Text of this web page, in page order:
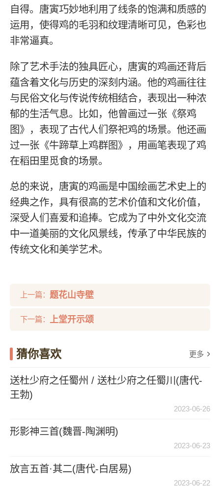
自得。唐寅巧妙地利用了线条的饱满和质感的
运用，使得鸡的毛羽和纹理清晰可见，色彩也
非常逼真。
除了艺术手法的独具匠心，唐寅的鸡画还背后
蕴含着文化与历史的深刻内涵。他的鸡画往往
与民俗文化与传说传统相结合，表现出一种浓
郁的生活气息。比如，他曾画过一张《祭鸡
图》，表现了古代人们祭祀鸡的场景。他还画
过一张《牛蹄草上鸡群图》，用画笔表现了鸡
在稻田里觅食的场景。
总的来说，唐寅的鸡画是中国绘画艺术史上的
经典之作，具有很高的艺术价值和文化价值，
深受人们喜爱和追捧。它成为了中外文化交流
中一道美丽的文化风景线，传承了中华民族的
传统文化和美学艺术。
上一篇： 题花山寺壁
下一篇： 上堂开示颂
猜你喜欢 更多
送杜少府之任蜀州 / 送杜少府之任蜀川(唐代-
王勃)
2023-06-26
形影神三首(魏晋-陶渊明)
2023-06-23
放言五首·其二(唐代-白居易)
2023-06-22